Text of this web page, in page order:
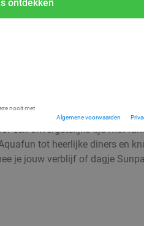
ontdekken
nooit met
Algemene voorwaarden
een onvergetelijke tijd met
tot heerlijke diners en
je jouw verblijf of dagje